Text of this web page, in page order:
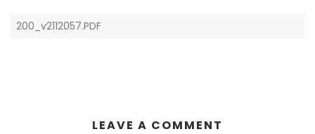
200_v2112057.PDF
LEAVE A COMMENT